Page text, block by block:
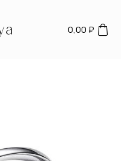
0,00 ₽